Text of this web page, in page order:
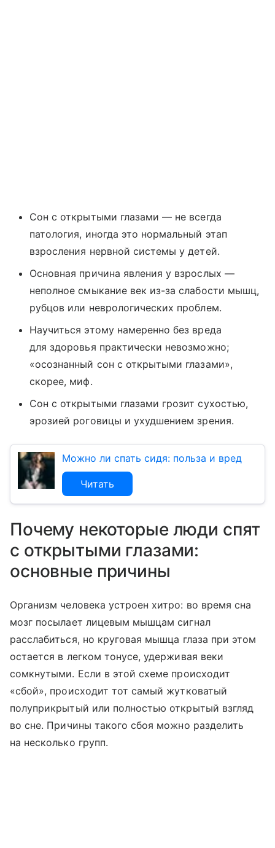
Сон с открытыми глазами ― не всегда
патология, иногда это нормальный этап
взросления нервной системы у детей.
Основная причина явления у взрослых —
неполное смыкание век из-за слабости мышц,
рубцов или неврологических проблем.
Научиться этому намеренно без вреда
для здоровья практически невозможно;
«осознанный сон с открытыми глазами»,
скорее, миф.
Сон с открытыми глазами грозит сухостью,
эрозией роговицы и ухудшением зрения.
Можно ли спать сидя: польза и вред
Читать
Почему некоторые люди спят
с открытыми глазами:
основные причины
Организм человека устроен хитро: во время сна
мозг посылает лицевым мышцам сигнал
расслабиться, но круговая мышца глаза при этом
остается в легком тонусе, удерживая веки
сомкнутыми. Если в этой схеме происходит
«сбой», происходит тот самый жутковатый
полуприкрытый или полностью открытый взгляд
во сне. Причины такого сбоя можно разделить
на несколько групп.